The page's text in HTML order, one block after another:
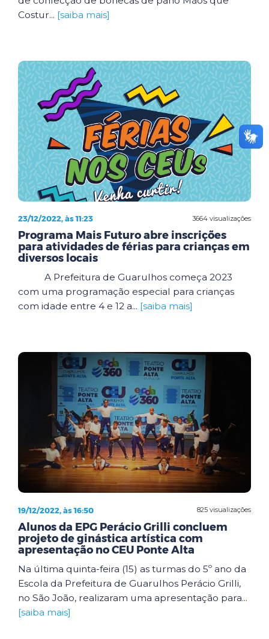
Costur... [saiba mais]
3664 visualizações
23/12/2022, às 11:23
Programa Mais Futuro abre inscrições
para atividades de férias para crianças em
diversos locais
A Prefeitura de Guarulhos começa 2023
com uma programação especial para crianças
com idade entre 4 e 12 a... [saiba mais]
825 visualizações
19/12/2022, às 16:50
Alunos da EPG Perácio Grilli concluem
projeto de ginástica artística com
apresentação no CEU Ponte Alta
Na última quinta-feira (15) as turmas do 5º ano da
Escola da Prefeitura de Guarulhos Perácio Grilli,
no São João, realizaram uma apresentação para...
[saiba mais]